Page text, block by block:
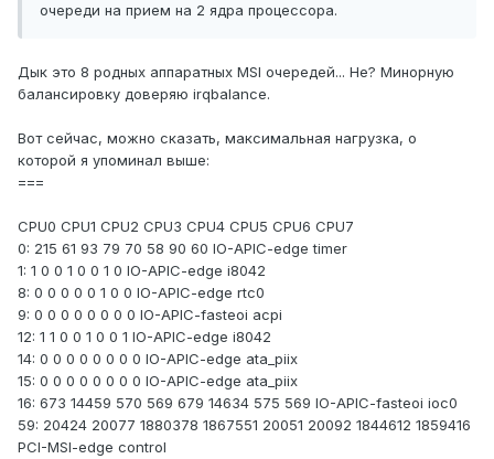
очереди на прием на 2 ядра процессора.
Дык это 8 родных аппаратных MSI очередей... Не? Минорную
балансировку доверяю irqbalance.
Вот сейчас, можно сказать, максимальная нагрузка, о
которой я упоминал выше:
===
CPU0 CPU1 CPU2 CPU3 CPU4 CPU5 CPU6 CPU7
0: 215 61 93 79 70 58 90 60 IO-APIC-edge timer
1: 1 0 0 1 0 0 1 0 IO-APIC-edge i8042
8: 0 0 0 0 0 1 0 0 IO-APIC-edge rtc0
9: 0 0 0 0 0 0 0 0 IO-APIC-fasteoi acpi
12: 1 1 0 0 1 0 0 1 IO-APIC-edge i8042
14: 0 0 0 0 0 0 0 0 IO-APIC-edge ata_piix
15: 0 0 0 0 0 0 0 0 IO-APIC-edge ata_piix
16: 673 14459 570 569 679 14634 575 569 IO-APIC-fasteoi ioc0
59: 20424 20077 1880378 1867551 20051 20092 1844612 1859416
PCI-MSI-edge control